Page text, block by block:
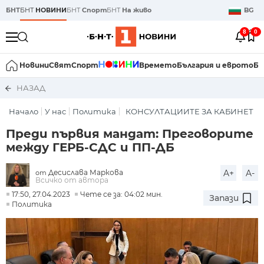
БНТБНТ НОВИНИБНТСпортБНТ На живо BG
8 0
НовиниСвятСпорт ВреметоБългария и еврото
НАЗАД
Начало У нас Политика КОНСУЛТАЦИИТЕ ЗА КАБИНЕТ
Преди първия мандат: Преговорите
между ГЕРБ-СДС и ПП-ДБ
от Десислава Маркова
Всичко от автора
A+ A-
17:50, 27.04.2023
Чете се за: 04:02 мин.
Политика
Запази